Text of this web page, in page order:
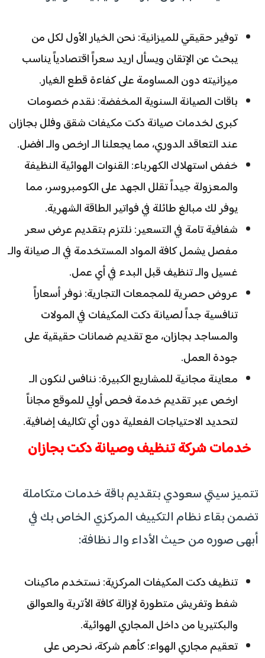
توفير حقيقي للميزانية: نحن الخيار الأول لكل من
يبحث عن الإتقان ويسأل اريد سعراً اقتصادياً يناسب
ميزانيته دون المساومة على كفاءة قطع الغيار.
باقات الصيانة السنوية المخفضة: نقدم خصومات
كبرى لخدمات صيانة دكت مكيفات شقق وفلل بجازان
عند التعاقد الدوري، مما يجعلنا الـ ارخص والـ افضل.
خفض استهلاك الكهرباء: القنوات الهوائية النظيفة
والمعزولة جيداً تقلل الجهد على الكومبروسر، مما
يوفر لك مبالغ طائلة في فواتير الطاقة الشهرية.
شفافية تامة في التسعير: نلتزم بتقديم عرض سعر
مفصل يشمل كافة المواد المستخدمة في الـ صيانة والـ
غسيل والـ تنظيف قبل البدء في أي عمل.
عروض حصرية للمجمعات التجارية: نوفر أسعاراً
تنافسية جداً لصيانة دكت المكيفات في المولات
والمساجد بجازان، مع تقديم ضمانات حقيقية على
جودة العمل.
معاينة مجانية للمشاريع الكبيرة: ننافس لنكون الـ
ارخص عبر تقديم خدمة فحص أولي للموقع مجاناً
لتحديد الاحتياجات الفعلية دون أي تكاليف إضافية.
خدمات شركة تنظيف وصيانة دكت بجازان
تتميز سيتي سعودي بتقديم باقة خدمات متكاملة
تضمن بقاء نظام التكييف المركزي الخاص بك في
أبهى صوره من حيث الأداء والـ نظافة:
تنظيف دكت المكيفات المركزية: نستخدم ماكينات
شفط وتفريش متطورة لإزالة كافة الأتربة والعوالق
والبكتيريا من داخل المجاري الهوائية.
تعقيم مجاري الهواء: كأهم شركة، نحرص على